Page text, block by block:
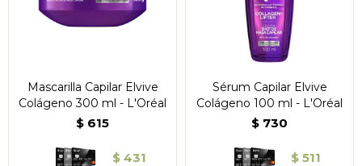
Mascarilla Capilar Elvive
Colágeno 300 ml - L'Oréal
$ 615
$ 431
Sérum Capilar Elvive
Colágeno 100 ml - L'Oréal
$ 730
$ 511